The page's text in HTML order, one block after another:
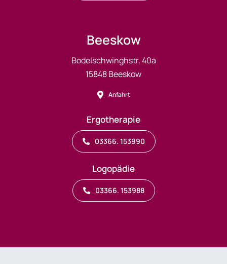
Beeskow
Bodelschwinghstr. 40a
15848 Beeskow
Anfahrt
Ergotherapie
03366. 153990
Logopädie
03366. 153988